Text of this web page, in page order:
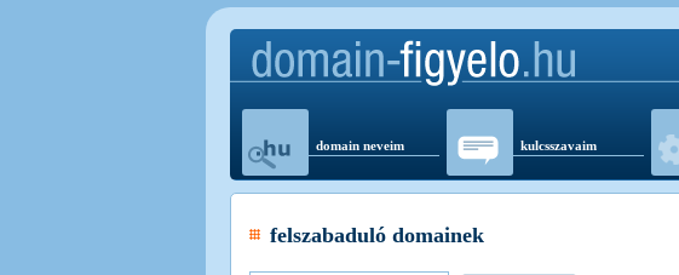
domain neveim kulcsszavaim
felszabaduló domainek